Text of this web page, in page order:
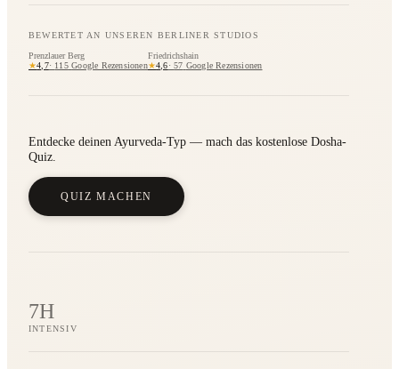
BEWERTET AN UNSEREN BERLINER STUDIOS
Prenzlauer Berg
★4,7· 115 Google Rezensionen
Friedrichshain
★4,6·57 Google Rezensionen
Entdecke deinen Ayurveda-Typ — mach das kostenlose Dosha-
Quiz.
QUIZ MACHEN
7H
INTENSIV